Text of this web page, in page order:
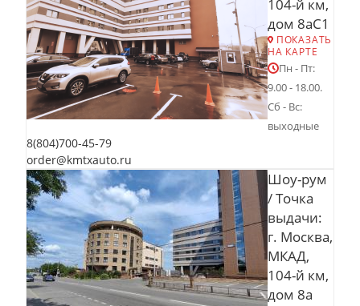
104-й км,
дом 8аС1
ПОКАЗАТЬ
НА КАРТЕ
Пн - Пт:
9.00 - 18.00.
Сб - Вс:
выходные
8(804)700-45-79
order@kmtxauto.ru
Шоу-рум
/ Точка
выдачи:
г. Москва,
МКАД,
104-й км,
дом 8а